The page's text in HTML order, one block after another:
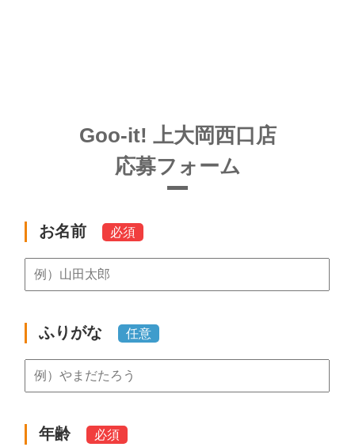
Goo-it! 上大岡西口店
応募フォーム
お名前 必須
ふりがな 任意
年齢 必須